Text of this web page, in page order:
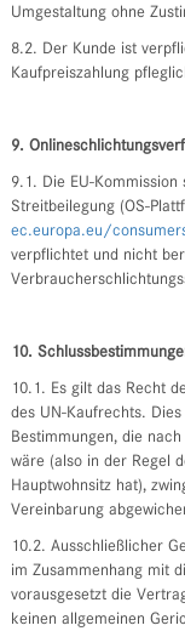
Umgestaltung ohne
8.2. Der Kunde ist
Kaufpreiszahlung
9.
9.1. Die EU-
Streitbeilegung (OS-
ec.europa.eu/
verpflichtet und nicht
10.
10.1. Es gilt das Recht
des UN-Kaufrechts.
Bestimmungen, die
wäre (also in der Regel
Hauptwohnsitz hat),
Vereinbarung
10.2. Ausschließlicher
im Zusammenhang mit
vorausgesetzt die
keinen allgemeinen